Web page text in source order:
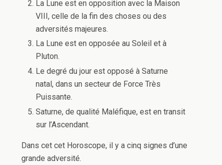
La Lune est en opposition avec la Maison
VIII, celle de la fin des choses ou des
adversités majeures.
La Lune est en opposée au Soleil et à
Pluton.
Le degré du jour est opposé à Saturne
natal, dans un secteur de Force Très
Puissante.
Saturne, de qualité Maléfique, est en transit
sur l’Ascendant.
Dans cet cet Horoscope, il y a cinq signes d’une
grande adversité.